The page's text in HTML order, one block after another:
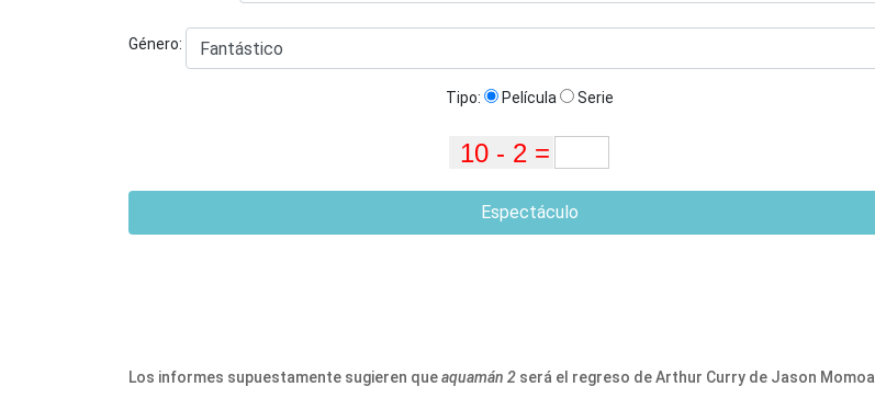
Género:
Tipo: Película Serie
Espectáculo
Los informes supuestamente sugieren queaquamán 2 será el regreso de Arthur Curry de Jason Momoa